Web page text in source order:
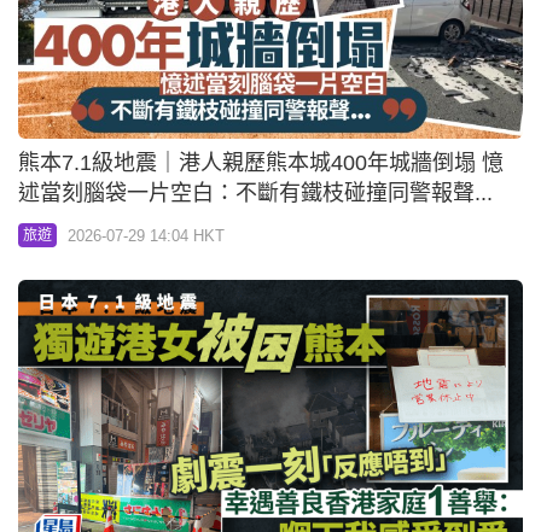
熊本7.1級地震｜港人親歷熊本城400年城牆倒塌 憶
述當刻腦袋一片空白：不斷有鐵枝碰撞同警報聲...
旅遊 2026-07-29 14:04 HKT